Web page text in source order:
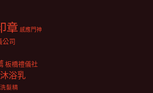
章 感應門神
公司
板橋禮儀社
浴乳
髮精